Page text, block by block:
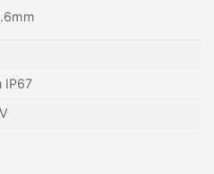
KBVISION KX-C8011C
IP67